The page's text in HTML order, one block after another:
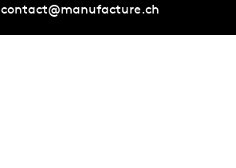
contact@manufacture.ch